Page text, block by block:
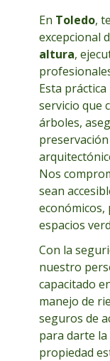
En Toledo,
excepcional
altura,
Esta
servicio que
árboles,
Nos
sean
económicos,
espacios
Con la
nuestro
capacitado
manejo de
seguros de
para darte
propiedad